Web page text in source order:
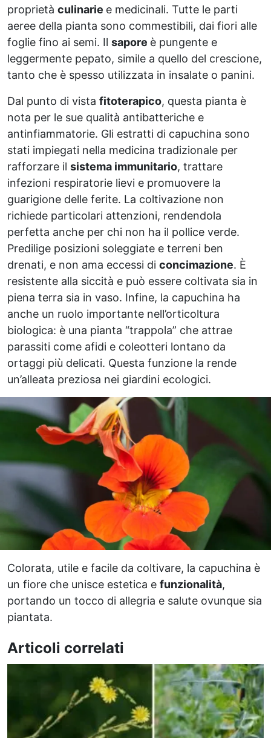
proprietà culinarie e medicinali. Tutte le parti
aeree della pianta sono commestibili, dai fiori alle
foglie fino ai semi. Il sapore è pungente e
leggermente pepato, simile a quello del crescione,
tanto che è spesso utilizzata in insalate o panini.
Dal punto di vista fitoterapico, questa pianta è
nota per le sue qualità antibatteriche e
antinfiammatorie. Gli estratti di capuchina sono
stati impiegati nella medicina tradizionale per
rafforzare il sistema immunitario, trattare
infezioni respiratorie lievi e promuovere la
guarigione delle ferite. La coltivazione non
richiede particolari attenzioni, rendendola
perfetta anche per chi non ha il pollice verde.
Predilige posizioni soleggiate e terreni ben
drenati, e non ama eccessi di concimazione. È
resistente alla siccità e può essere coltivata sia in
piena terra sia in vaso. Infine, la capuchina ha
anche un ruolo importante nell’orticoltura
biologica: è una pianta “trappola” che attrae
parassiti come afidi e coleotteri lontano da
ortaggi più delicati. Questa funzione la rende
un’alleata preziosa nei giardini ecologici.
Colorata, utile e facile da coltivare, la capuchina è
un fiore che unisce estetica e funzionalità,
portando un tocco di allegria e salute ovunque sia
piantata.
Articoli correlati